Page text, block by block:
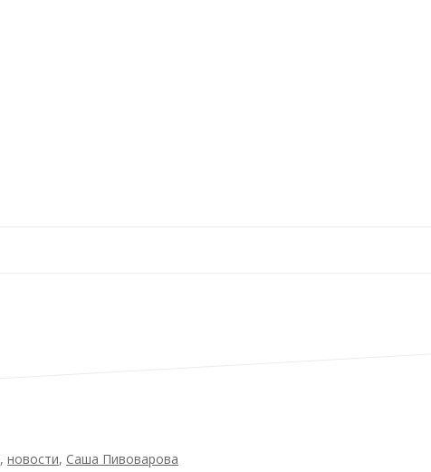
, новости, Саша Пивоварова